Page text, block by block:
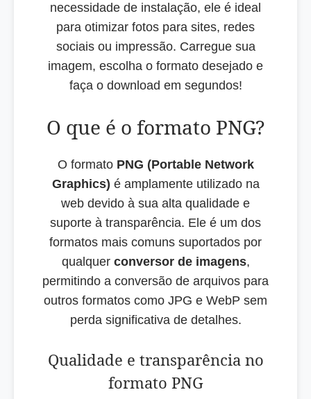
necessidade de instalação, ele é ideal
para otimizar fotos para sites, redes
sociais ou impressão. Carregue sua
imagem, escolha o formato desejado e
faça o download em segundos!
O que é o formato PNG?
O formato PNG (Portable Network
Graphics) é amplamente utilizado na
web devido à sua alta qualidade e
suporte à transparência. Ele é um dos
formatos mais comuns suportados por
qualquer conversor de imagens,
permitindo a conversão de arquivos para
outros formatos como JPG e WebP sem
perda significativa de detalhes.
Qualidade e transparência no
formato PNG